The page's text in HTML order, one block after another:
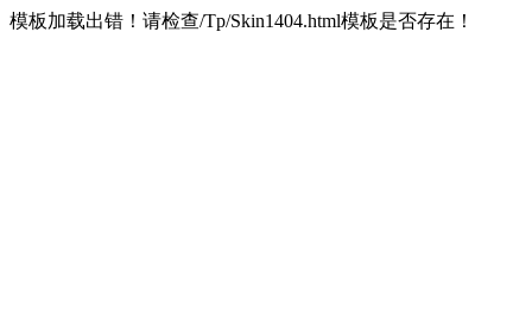
模板加载出错！请检查/Tp/Skin1404.html模板是否存在！